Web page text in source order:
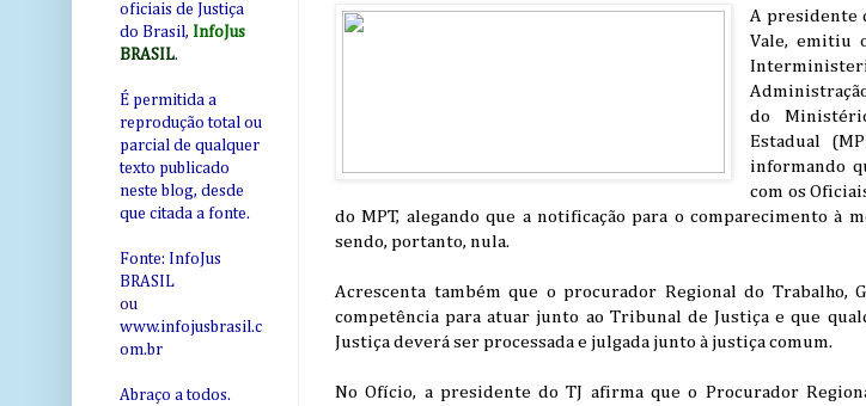
A presidente
Vale, emitiu
do
Estadual
informando
com os
do MPT, alegando que a notificação para o comparecimento à
sendo, portanto, nula.
Acrescenta também que o procurador Regional do Trabalho,
competência para atuar junto ao Tribunal de Justiça e que
Justiça deverá ser processada e julgada junto à justiça comum.
No Ofício, a presidente do TJ afirma que o Procurador
oficiais de Justiça
do Brasil, InfoJus
BRASIL.
É permitida a
reprodução total ou
parcial de qualquer
texto publicado
neste blog, desde
que citada a fonte.
Fonte: InfoJus
BRASIL
ou
www.infojusbrasil.c
om.br
Abraço a todos.